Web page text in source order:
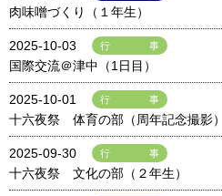
肉味噌づくり（１年生）
2025-10-03 行事
国際交流＠津中（1日目）
2025-10-01 行事
十六夜祭 体育の部（周年記念撮影）
2025-09-30 行事
十六夜祭 文化の部（２年生）